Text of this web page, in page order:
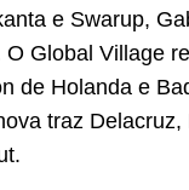
e Swarup,
O Global Village
de Holanda e
traz Delacruz,